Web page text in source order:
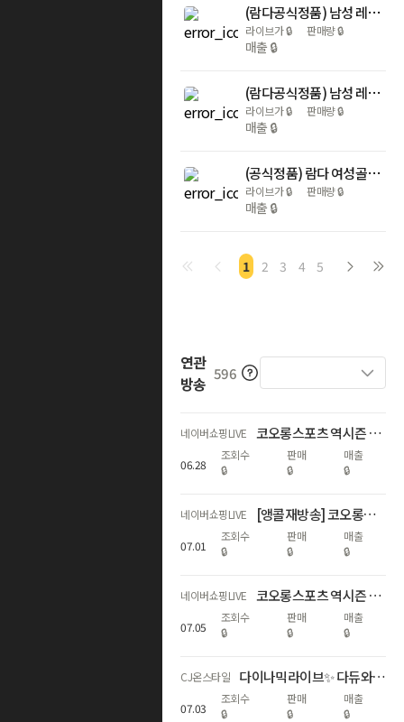
(람다공식정품) 남성 레더 벨트 블랙 핀버클 5291300 골프벨트 가죽벨트
라이브가🔒 판매량🔒
매출 🔒
(람다공식정품) 남성 레더 벨트 브라운 핀버클 5291200 골프벨트 가죽벨트
라이브가🔒 판매량🔒
매출 🔒
(공식정품) 람다 여성골프웨어 팬츠 02757 오프화이트 클래식 골프바지 하이웨스트
라이브가🔒 판매량🔒
매출 🔒
1 2 3 4 5
연관
방송 596
네이버쇼핑LIVE 코오롱스포츠 역시즌 안타티카 & 신상 데이팩 라이브
06.28
조회수
🔒
판매
🔒
매출
🔒
네이버쇼핑LIVE [앵콜재방송] 코오롱스포츠 역시즌 안타티카 & 신상 데이팩 라이브
07.01
조회수
🔒
판매
🔒
매출
🔒
네이버쇼핑LIVE 코오롱스포츠 역시즌 안타티카 & 신상 데이팩 라이브
07.05
조회수
🔒
판매
🔒
매출
🔒
CJ온스타일 다이나믹라이브✨ 다듀와 함께하는 다이나믹딜 론칭쇼케이스🎉
07.03
조회수
🔒
판매
🔒
매출
🔒